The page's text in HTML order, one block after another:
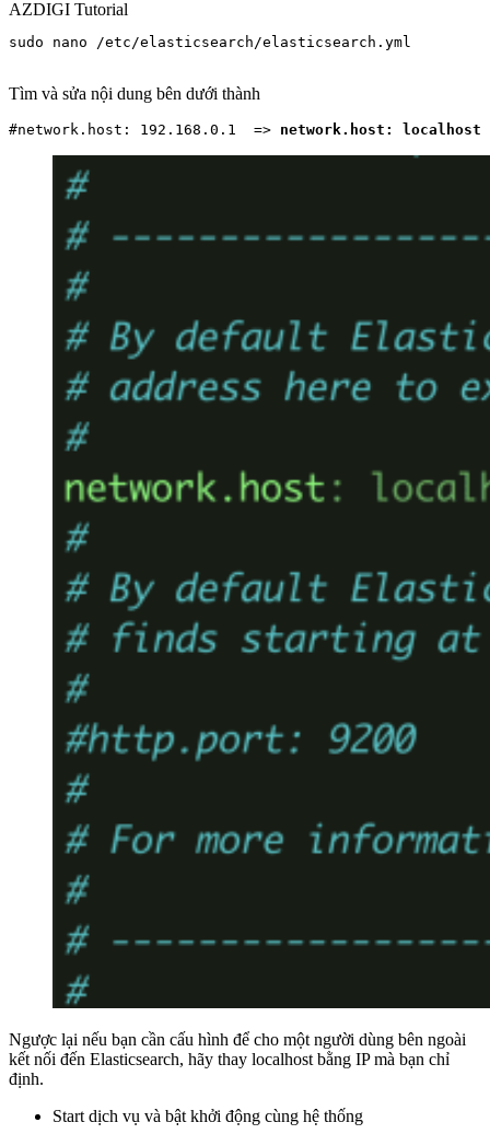
AZDIGI Tutorial
sudo nano /etc/elasticsearch/elasticsearch.yml
Tìm và sửa nội dung bên dưới thành
#network.host: 192.168.0.1  => network.host: localhost
Ngược lại nếu bạn cần cấu hình để cho một người dùng bên ngoài
kết nối đến Elasticsearch, hãy thay localhost bằng IP mà bạn chỉ
định.
Start dịch vụ và bật khởi động cùng hệ thống